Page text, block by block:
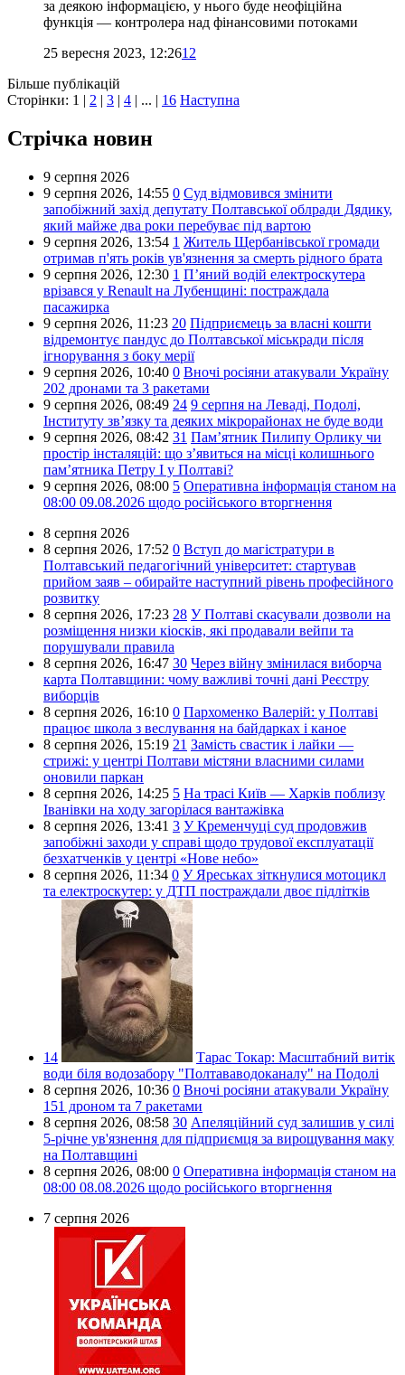
за деякою інформацією, у нього буде неофіційна
функція — контролера над фінансовими потоками
25 вересня 2023, 12:2612
Більше публікацій
Сторінки: 1 | 2 | 3 | 4 | ... | 16 Наступна
Стрічка новин
9 серпня 2026
9 серпня 2026, 14:55 0 Суд відмовився змінити
запобіжний захід депутату Полтавської облради Дядику,
який майже два роки перебуває під вартою
9 серпня 2026, 13:54 1 Житель Щербанівської громади
отримав п'ять років ув'язнення за смерть рідного брата
9 серпня 2026, 12:30 1 П’яний водій електроскутера
врізався у Renault на Лубенщині: постраждала
пасажирка
9 серпня 2026, 11:23 20 Підприємець за власні кошти
відремонтує пандус до Полтавської міськради після
ігнорування з боку мерії
9 серпня 2026, 10:40 0 Вночі росіяни атакували Україну
202 дронами та 3 ракетами
9 серпня 2026, 08:49 24 9 серпня на Леваді, Подолі,
Інституту зв’язку та деяких мікрорайонах не буде води
9 серпня 2026, 08:42 31 Пам’ятник Пилипу Орлику чи
простір інсталяцій: що з’явиться на місці колишнього
пам’ятника Петру I у Полтаві?
9 серпня 2026, 08:00 5 Оперативна інформація станом на
08:00 09.08.2026 щодо російського вторгнення
8 серпня 2026
8 серпня 2026, 17:52 0 Вступ до магістратури в
Полтавський педагогічний університет: стартував
прийом заяв – обирайте наступний рівень професійного
розвитку
8 серпня 2026, 17:23 28 У Полтаві скасували дозволи на
розміщення низки кіосків, які продавали вейпи та
порушували правила
8 серпня 2026, 16:47 30 Через війну змінилася виборча
карта Полтавщини: чому важливі точні дані Реєстру
виборців
8 серпня 2026, 16:10 0 Пархоменко Валерій: у Полтаві
працює школа з веслування на байдарках і каное
8 серпня 2026, 15:19 21 Замість свастик і лайки —
стрижі: у центрі Полтави містяни власними силами
оновили паркан
8 серпня 2026, 14:25 5 На трасі Київ — Харків поблизу
Іванівки на ходу загорілася вантажівка
8 серпня 2026, 13:41 3 У Кременчуці суд продовжив
запобіжні заходи у справі щодо трудової експлуатації
безхатченків у центрі «Нове небо»
8 серпня 2026, 11:34 0 У Яреськах зіткнулися мотоцикл
та електроскутер: у ДТП постраждали двоє підлітків
14 Тарас Токар: Масштабний витік
води біля водозабору "Полтававодоканалу" на Подолі
8 серпня 2026, 10:36 0 Вночі росіяни атакували Україну
151 дроном та 7 ракетами
8 серпня 2026, 08:58 30 Апеляційний суд залишив у силі
5-річне ув'язнення для підприємця за вирощування маку
на Полтавщині
8 серпня 2026, 08:00 0 Оперативна інформація станом на
08:00 08.08.2026 щодо російського вторгнення
7 серпня 2026